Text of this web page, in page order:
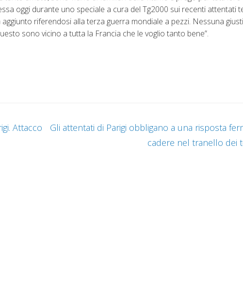
oggi durante uno speciale a cura del Tg2000 sui recenti attentati
riferendosi alla terza guerra mondiale a pezzi. Nessuna
sono vicino a tutta la Francia che le voglio tanto bene”.
Attacco
Gli attentati di Parigi obbligano a una risposta
cadere nel tranello dei